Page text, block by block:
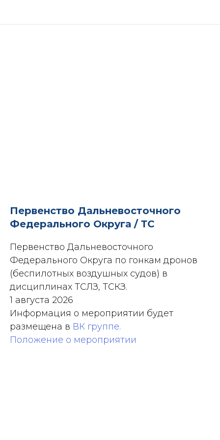
Первенство Дальневосточного
Федерального Округа / ТС
Первенство Дальневосточного
Федерального Округа по гонкам дронов
(беспилотных воздушных судов) в
дисциплинах ТСЛЗ, ТСКЗ.
1 августа 2026
Информация о мероприятии будет
размещена в ВК группе.
Положение о мероприятии